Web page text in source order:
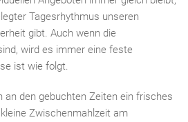
Tagesrhythmus unseren
gibt. Auch wenn die
wird es immer eine feste
ist wie folgt.
an den gebuchten Zeiten ein frisches
Zwischenmahlzeit am